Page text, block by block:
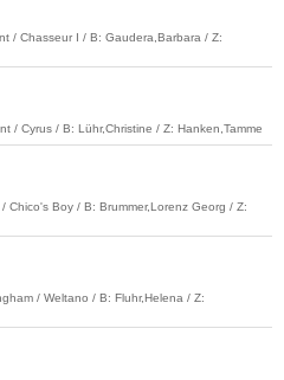
/ Chasseur I / B: Gaudera,Barbara / Z:
/ Cyrus / B: Lühr,Christine / Z: Hanken,Tamme
Chico's Boy / B: Brummer,Lorenz Georg / Z:
/ Weltano / B: Fluhr,Helena / Z: